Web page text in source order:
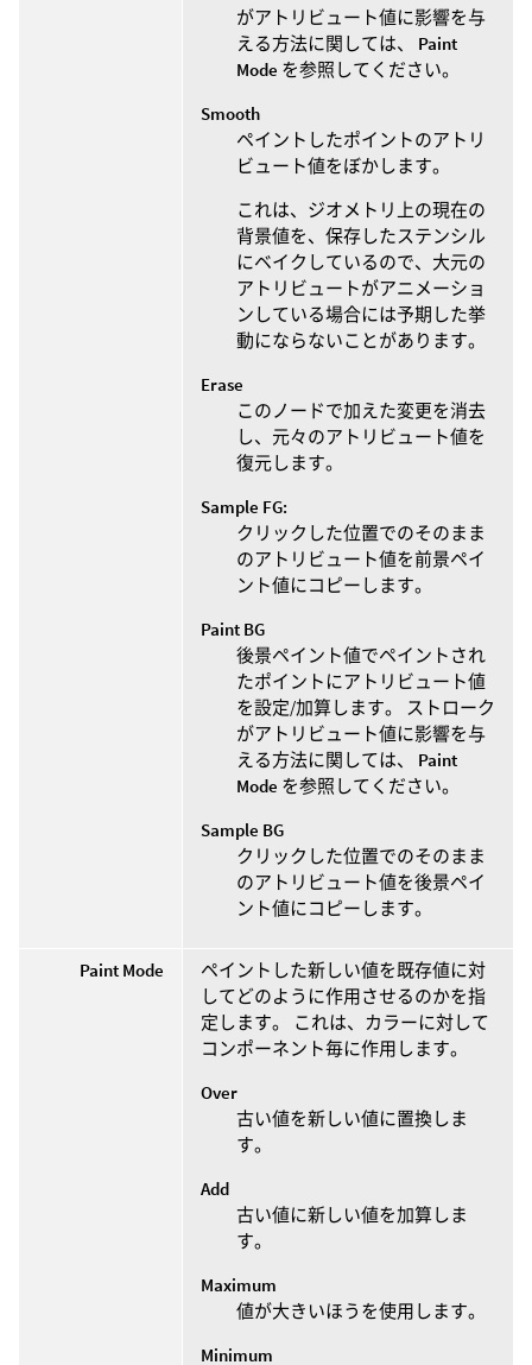
がアトリビュート値に影響を与
える方法に関しては、 Paint
Mode を参照してください。
Smooth
ペイントしたポイントのアトリ
ビュート値をぼかします。
これは、ジオメトリ上の現在の
背景値を、保存したステンシル
にベイクしているので、大元の
アトリビュートがアニメーショ
ンしている場合には予期した挙
動にならないことがあります。
Erase
このノードで加えた変更を消去
し、元々のアトリビュート値を
復元します。
Sample FG:
クリックした位置でのそのまま
のアトリビュート値を前景ペイ
ント値にコピーします。
Paint BG
後景ペイント値でペイントされ
たポイントにアトリビュート値
を設定/加算します。 ストローク
がアトリビュート値に影響を与
える方法に関しては、 Paint
Mode を参照してください。
Sample BG
クリックした位置でのそのまま
のアトリビュート値を後景ペイ
ント値にコピーします。
Paint Mode
ペイントした新しい値を既存値に対
してどのように作用させるのかを指
定します。 これは、カラーに対して
コンポーネント毎に作用します。
Over
古い値を新しい値に置換しま
す。
Add
古い値に新しい値を加算しま
す。
Maximum
値が大きいほうを使用します。
Minimum